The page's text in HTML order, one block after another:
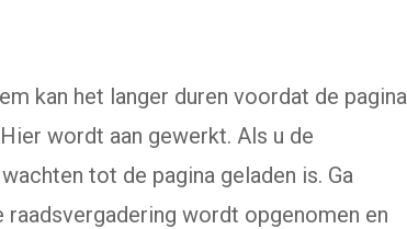
kan het langer duren voordat de pagina
wordt aan gewerkt. Als u de
tot de pagina geladen is. Ga
link gaat naar een externe website)
raadsvergadering wordt opgenomen en